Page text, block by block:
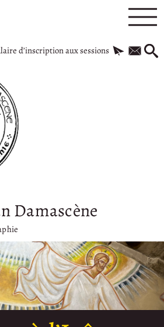
d’inscription aux sessions
Damascène